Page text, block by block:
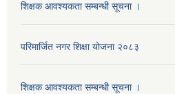
शिक्षक आवश्यकता सम्बन्धी सूचना ।
परिमार्जित नगर शिक्षा योजना २०८३
शिक्षक आवश्यकता सम्बन्धी सूचना ।